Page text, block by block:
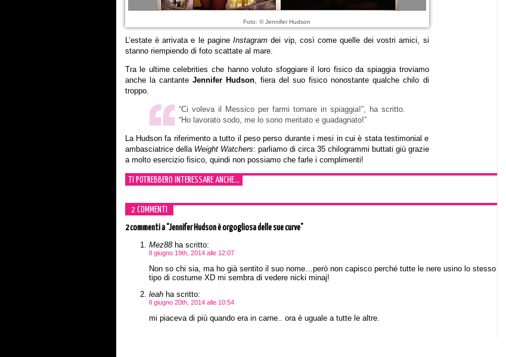
Foto: © Jennifer Hudson
L’estate è arrivata e le pagineInstagram dei vip, così come quelle dei vostri amici, si
stanno riempiendo di foto scattate al mare.
Tra le ultime celebrities che hanno voluto sfoggiare il loro fisico da spiaggia troviamo
anche la cantante Jennifer Hudson, fiera del suo fisico nonostante qualche chilo di
troppo.
“Ci voleva il Messico per farmi tornare in spiaggia!”, ha scritto.
“Ho lavorato sodo, me lo sono meritato e guadagnato!”
La Hudson fa riferimento a tutto il peso perso durante i mesi in cui è stata testimonial e
ambasciatrice della Weight Watchers: parliamo di circa 35 chilogrammi buttati giù grazie
a molto esercizio fisico, quindi non possiamo che farle i complimenti!
TI POTREBBERO INTERESSARE ANCHE...
2 COMMENTI
2 commentia “Jennifer Hudson è orgogliosa delle sue curve”
Mez88ha scritto:
Il giugno 19th, 2014 alle 12:07
Non so chi sia, ma ho già sentito il suo nome…però non capisco perché tutte le nere usino lo stesso
tipo di costume XD mi sembra di vedere nicki minaj!
leahha scritto:
Il giugno 20th, 2014 alle 10:54
mi piaceva di più quando era in carne.. ora è uguale a tutte le altre.